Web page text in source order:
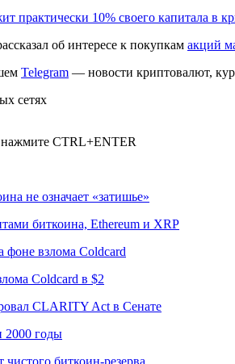
практически 10% своего капитала в
об интересе к покупкам акций
Telegram — новости криптовалют,
сетях
CTRL+ENTER
не означает «затишье»
биткоина, Ethereum и XRP
взлома Coldcard
Coldcard в $2
CLARITY Act в Сенате
2000 годы
биткоин-резерва